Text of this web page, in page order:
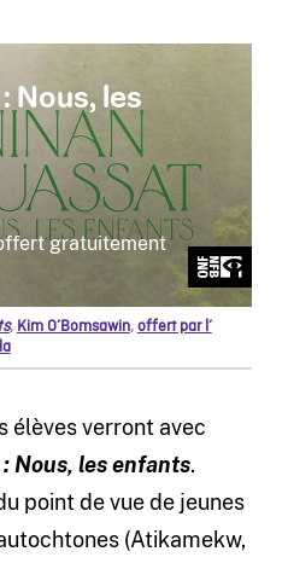
,Kim O’Bomsawin,offert par l’
élèves verront avec
Nous, les enfants.
point de vue de jeunes
(Atikamekw,